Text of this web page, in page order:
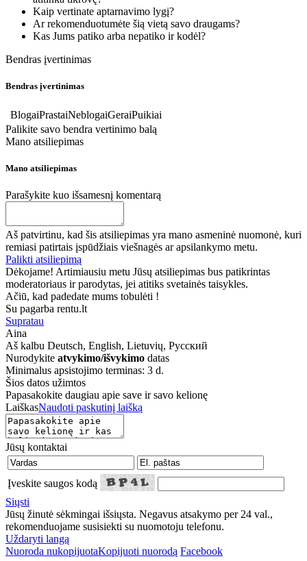
Kaip vertinate aptarnavimo lygį?
Ar rekomenduotumėte šią vietą savo draugams?
Kas Jums patiko arba nepatiko ir kodėl?
Bendras įvertinimas
Bendras įvertinimas
BlogaiPrastaiNeblogaiGeraiPuikiai
Palikite savo bendra vertinimo balą
Mano atsiliepimas
Mano atsiliepimas
Parašykite kuo išsamesnį komentarą
Aš patvirtinu, kad šis atsiliepimas yra mano asmeninė nuomonė, kuri
remiasi patirtais įspūdžiais viešnagės ar apsilankymo metu.
Palikti atsiliepimą
Dėkojame! Artimiausiu metu Jūsų atsiliepimas bus patikrintas
moderatoriaus ir parodytas, jei atitiks svetainės taisykles.
Ačiū, kad padedate mums tobulėti !
Su pagarba rentu.lt
Supratau
Aina
Aš kalbu Deutsch, English, Lietuvių, Русский
Nurodykite atvykimo/išvykimo datas
Minimalus apsistojimo terminas: 3 d.
Šios datos užimtos
Papasakokite daugiau apie save ir savo kelionę
LaiškasNaudoti paskutinį laišką
Jūsų kontaktai
Įveskite saugos kodą
Siųsti
Jūsų žinutė sėkmingai išsiųsta. Negavus atsakymo per 24 val.,
rekomenduojame susisiekti su nuomotoju telefonu.
Uždaryti langą
Nuoroda nukopijuotaKopijuoti nuorodą Facebook